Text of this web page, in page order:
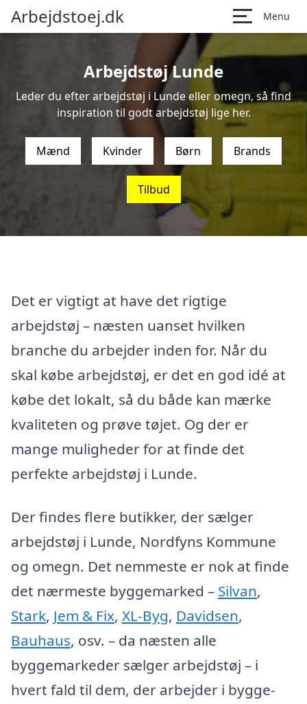
Arbejdstoej.dk Menu
Arbejdstøj Lunde
Leder du efter arbejdstøj i Lunde eller omegn, så find
inspiration til godt arbejdstøj lige her.
Mænd Kvinder Børn Brands
Tilbud
Det er vigtigt at have det rigtige
arbejdstøj – næsten uanset hvilken
branche du arbejder inden for. Når du
skal købe arbejdstøj, er det en god idé at
købe det lokalt, så du både kan mærke
kvaliteten og prøve tøjet. Og der er
mange muligheder for at finde det
perfekte arbejdstøj i Lunde.
Der findes flere butikker, der sælger
arbejdstøj i Lunde, Nordfyns Kommune
og omegn. Det nemmeste er nok at finde
det nærmeste byggemarked – Silvan,
Stark, Jem & Fix, XL-Byg, Davidsen,
Bauhaus, osv. – da næsten alle
byggemarkeder sælger arbejdstøj – i
hvert fald til dem, der arbejder i bygge-